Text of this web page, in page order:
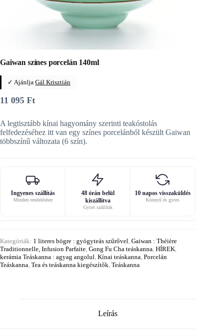
Gaiwan színes porcelán 140ml
✓ Ajánlja Gál Krisztián
11 095 Ft
A legtisztább kínai hagyomány szerinti teakóstolás
felfedezéséhez itt van egy színes porcelánból készült Gaiwan
többszínű változata (6 szín).
Ingyenes szállítás
Minden rendeléshez
48 órán belül
kiszállítva
Gyors szállítás
10 napos visszaküldés
Könnyű és gyors
Kategóriák: 1 literes bögre : gyógyteás szűrővel Gaiwan : Théière
Traditionnelle, Infusion Parfaite Gong Fu Cha teáskanna HÍREK
kerámia Teáskanna : agyag angolul Kínai teáskanna Porcelán
Teáskanna Tea és teáskanna kiegészítők Teáskanna
Leírás